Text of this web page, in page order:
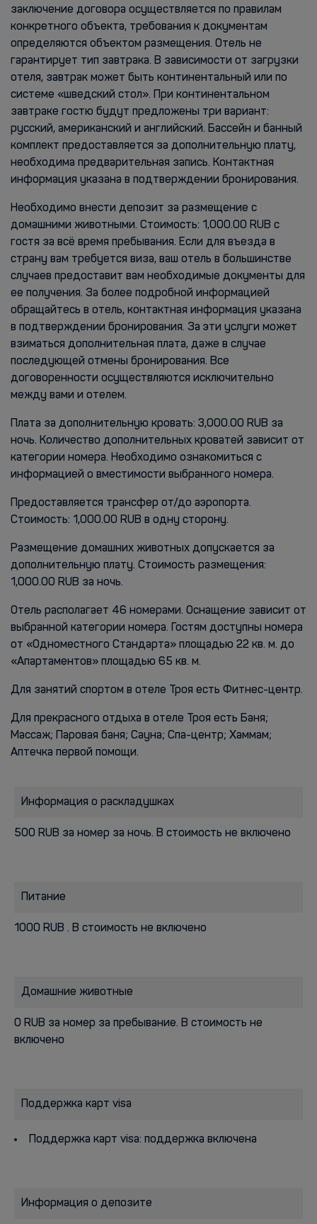
заключение договора осуществляется по правилам
конкретного объекта, требования к документам
определяются объектом размещения. Отель не
гарантирует тип завтрака. В зависимости от загрузки
отеля, завтрак может быть континентальный или по
системе «шведский стол». При континентальном
завтраке гостю будут предложены три вариант:
русский, американский и английский. Бассейн и банный
комплект предоставляется за дополнительную плату,
необходима предварительная запись. Контактная
информация указана в подтверждении бронирования.
Необходимо внести депозит за размещение с
домашними животными. Стоимость: 1,000.00 RUB с
гостя за всё время пребывания. Если для въезда в
страну вам требуется виза, ваш отель в большинстве
случаев предоставит вам необходимые документы для
ее получения. За более подробной информацией
обращайтесь в отель, контактная информация указана
в подтверждении бронирования. За эти услуги может
взиматься дополнительная плата, даже в случае
последующей отмены бронирования. Все
договоренности осуществляются исключительно
между вами и отелем.
Плата за дополнительную кровать: 3,000.00 RUB за
ночь. Количество дополнительных кроватей зависит от
категории номера. Необходимо ознакомиться с
информацией о вместимости выбранного номера.
Предоставляется трансфер от/до аэропорта.
Стоимость: 1,000.00 RUB в одну сторону.
Размещение домашних животных допускается за
дополнительную плату. Стоимость размещения:
1,000.00 RUB за ночь.
Отель располагает 46 номерами. Оснащение зависит от
выбранной категории номера. Гостям доступны номера
от «Одноместного Стандарта» площадью 22 кв. м. до
«Апартаментов» площадью 65 кв. м.
Для занятий спортом в отеле Троя есть Фитнес-центр.
Для прекрасного отдыха в отеле Троя есть Баня;
Массаж; Паровая баня; Сауна; Спа-центр; Хаммам;
Аптечка первой помощи.
Информация о раскладушках
500 RUB за номер за ночь. В стоимость не включено
Питание
1000 RUB . В стоимость не включено
Домашние животные
0 RUB за номер за пребывание. В стоимость не
включено
Поддержка карт visa
Поддержка карт visa: поддержка включена
Информация о депозите